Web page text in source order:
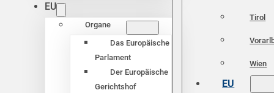
EU
Organe
Das Europäische
Parlament
Der Europäische
Gerichtshof
Tirol
Wien
EU